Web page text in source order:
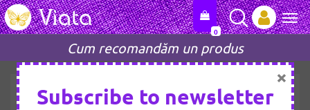
0
Cum recomandăm un produs
Subscribe to newsletter
×